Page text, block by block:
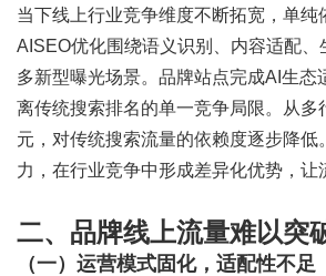
当下线上行业竞争维度不断拓宽，单
AISEO优化围绕语义识别、内容适配
多新型曝光场景。品牌站点完成AI生
离传统搜索排名的单一竞争局限。从
元，对传统搜索流量的依赖度逐步降
力，在行业竞争中形成差异化优势，
二、品牌线上流量难以突
（一）运营模式固化，适配性不足